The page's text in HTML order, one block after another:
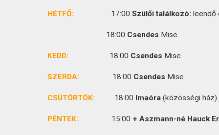
KAPCSOLAT
HÉTFŐ: 17:00 Szülői találkozó: leendő
18:00 Csendes Mise
KEDD: 18:00 Csendes Mise
SZERDA: 18:00 Csendes Mise
CSÜTÖRTÖK: 18:00 Imaóra (közösségi ház)
PÉNTEK: 15:00 + Aszmann-né Hauck